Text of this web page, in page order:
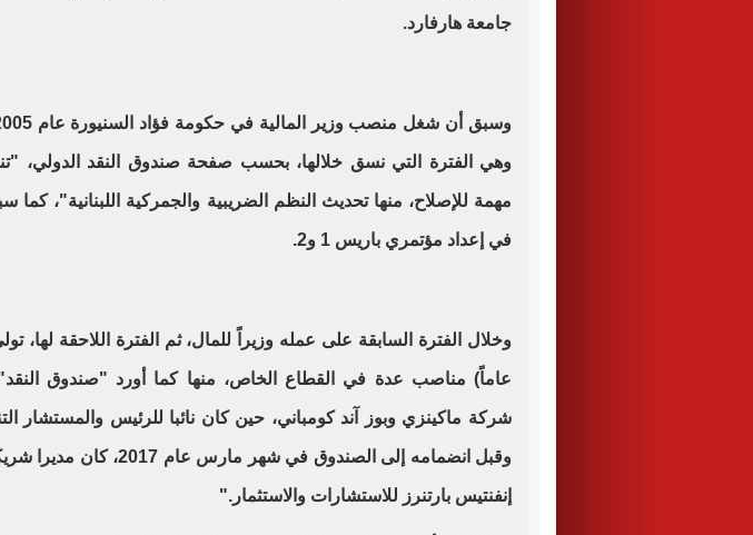
جامعة هارفارد.
وهي الفترة التي نسق خلالها، بحسب صفحة صندوق النقد الدولي،
مهمة للإصلاح، منها تحديث النظم الضريبية والجمركية اللبنانية"،
في إعداد مؤتمري باريس 1 و2 .
عاماً) مناصب عدة في القطاع الخاص، منها كما أورد "صندوق
شركة ماكينزي وبوز آند كومباني، حين كان نائبا للرئيس والمستشار
وقبل انضمامه إلى الصندوق في شهر مارس
إنفنتيس بارتنرز للاستشارات والاستثمار ".